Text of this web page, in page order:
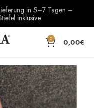
in 5–7 Tagen –
inklusive
0 0,00€